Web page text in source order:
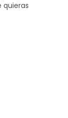
quieras